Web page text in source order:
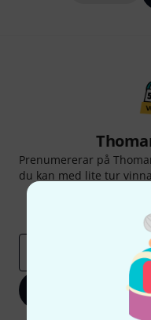
Prenumererar på
du kan med lite tur